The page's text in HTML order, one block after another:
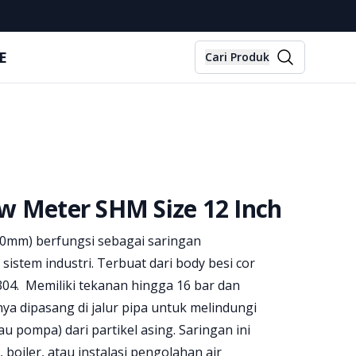
Cari Produk
Meter SHM Size 12 Inch
berfungsi sebagai saringan
industri. Terbuat dari body besi cor
Memiliki tekanan hingga 16 bar dan
dipasang di jalur pipa untuk melindungi
pompa) dari partikel asing. Saringan ini
boiler, atau instalasi pengolahan air